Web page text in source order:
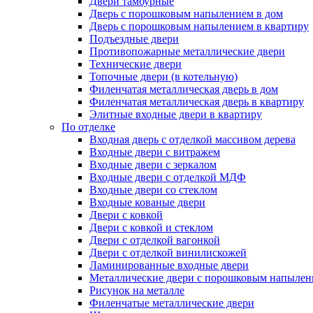
Дверь с порошковым напылением в дом
Дверь с порошковым напылением в квартиру
Подъездные двери
Противопожарные металлические двери
Технические двери
Топочные двери (в котельную)
Филенчатая металлическая дверь в дом
Филенчатая металлическая дверь в квартиру
Элитные входные двери в квартиру
По отделке
Входная дверь с отделкой массивом дерева
Входные двери с витражем
Входные двери с зеркалом
Входные двери с отделкой МДФ
Входные двери со стеклом
Входные кованые двери
Двери с ковкой
Двери с ковкой и стеклом
Двери с отделкой вагонкой
Двери с отделкой винилискожей
Ламинированные входные двери
Металлические двери с порошковым
Рисунок на металле
Филенчатые металлические двери